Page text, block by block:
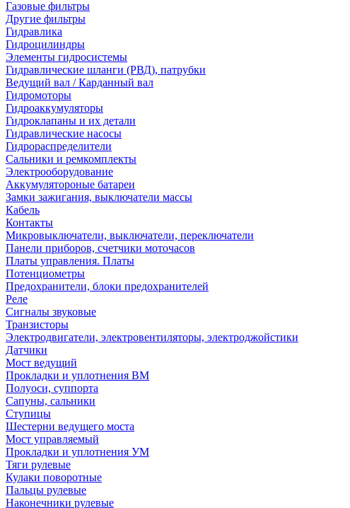
Газовые фильтры
Другие фильтры
Гидравлика
Гидроцилиндры
Элементы гидросистемы
Гидравлические шланги (РВД), патрубки
Ведущий вал / Карданный вал
Гидромоторы
Гидроаккумуляторы
Гидроклапаны и их детали
Гидравлические насосы
Гидрораспределители
Сальники и ремкомплекты
Электрооборудование
Аккумулятороные батареи
Замки зажигания, выключатели массы
Кабель
Контакты
Микровыключатели, выключатели, переключатели
Панели приборов, счетчики моточасов
Платы управления. Платы
Потенциометры
Предохранители, блоки предохранителей
Реле
Сигналы звуковые
Транзисторы
Электродвигатели, электровентиляторы, электроджойстики
Датчики
Мост ведущий
Прокладки и уплотнения ВМ
Полуоси, суппорта
Сапуны, сальники
Ступицы
Шестерни ведущего моста
Мост управляемый
Прокладки и уплотнения УМ
Тяги рулевые
Кулаки поворотные
Пальцы рулевые
Наконечники рулевые